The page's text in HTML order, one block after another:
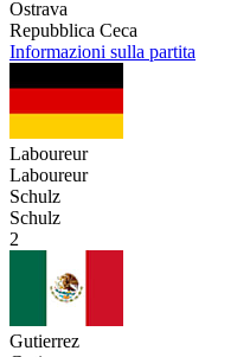
Ostrava
Repubblica Ceca
Informazioni sulla partita
Laboureur
Laboureur
Schulz
Schulz
2
Gutierrez